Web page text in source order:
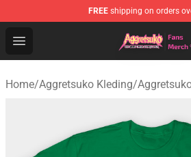
FREE shipping on orders
Open menu
Aggretsuko Store - Official
Home/Aggretsuko Kleding/